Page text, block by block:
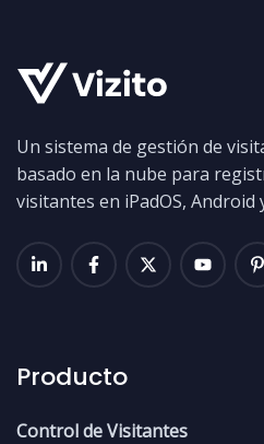
Un sistema de gestión de
basado en la nube para
visitantes en iPadOS, Android
Producto
Control de Visitantes